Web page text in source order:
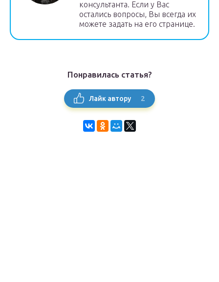
консультанта. Если у Вас
остались вопросы, Вы всегда их
можете задать на его странице.
Понравилась статья?
Лайк автору 2